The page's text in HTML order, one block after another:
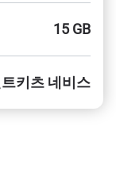
15 GB
키츠 네비스